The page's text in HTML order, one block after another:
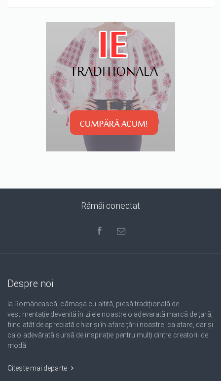
Rămâi conectat
Despre noi
Ia Românească, cămașa cu altită, piesă tradițională de
vestimentație devenită în zilele noastre o adevarată marcă de țară,
fiind atât de apreciată chiar și în afara țării noastre, ca atare, dar și
ca o adevărată sursă de inspirație pentru mulți dintre creatorii de
modă.
Citește mai departe